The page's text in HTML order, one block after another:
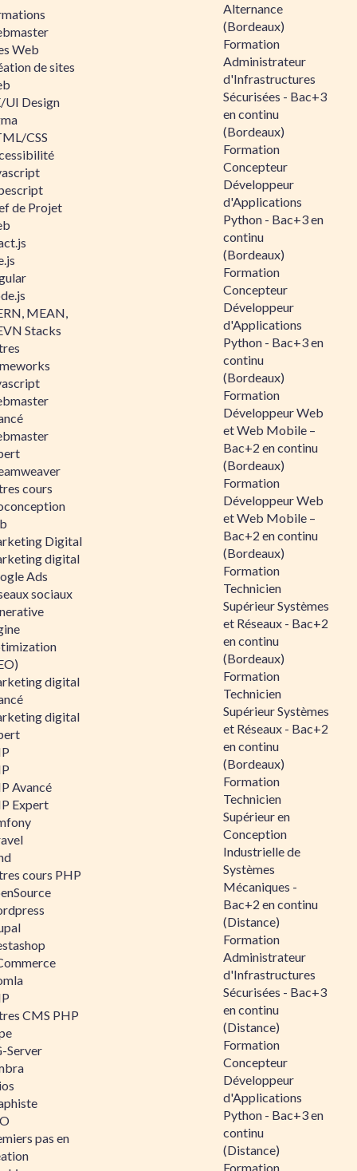
Web
de sites
UI Design
CSS
de Projet
MEAN,
Stacks
cours
Digital
digital
Ads
sociaux
digital
digital
Avancé
Expert
cours PHP
CMS PHP
Server
pas en
Alternance
(Bordeaux)
Formation
Administrateur
d'Infrastructures
Sécurisées - Bac+3
en continu
(Bordeaux)
Formation
Concepteur
Développeur
d'Applications
Python - Bac+3 en
continu
(Bordeaux)
Formation
Concepteur
Développeur
d'Applications
Python - Bac+3 en
continu
(Bordeaux)
Formation
Développeur Web
et Web Mobile –
Bac+2 en continu
(Bordeaux)
Formation
Développeur Web
et Web Mobile –
Bac+2 en continu
(Bordeaux)
Formation
Technicien
Supérieur Systèmes
et Réseaux - Bac+2
en continu
(Bordeaux)
Formation
Technicien
Supérieur Systèmes
et Réseaux - Bac+2
en continu
(Bordeaux)
Formation
Technicien
Supérieur en
Conception
Industrielle de
Systèmes
Mécaniques -
Bac+2 en continu
(Distance)
Formation
Administrateur
d'Infrastructures
Sécurisées - Bac+3
en continu
(Distance)
Formation
Concepteur
Développeur
d'Applications
Python - Bac+3 en
continu
(Distance)
Formation